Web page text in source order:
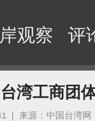
观察 评
湾工商团
| 来源：中国台湾网